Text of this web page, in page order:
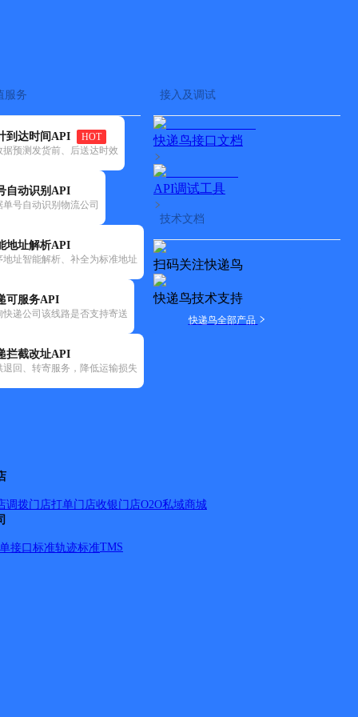
服务
到达时间API
HOT
据预测发货前、后送达时效
自动识别API
单号自动识别物流公司
地址解析API
地址智能解析、补全为标准地址
可服务API
快递公司该线路是否支持寄送
拦截改址API
退回、转寄服务，降低运输损失
接入及调试
快递鸟接口文档
API调试工具
技术文档
扫码关注快递鸟
快递鸟技术支持
快递鸟全部产品
调拨门店打单门店收银门店O2O私域商城
接口标准轨迹标准TMS